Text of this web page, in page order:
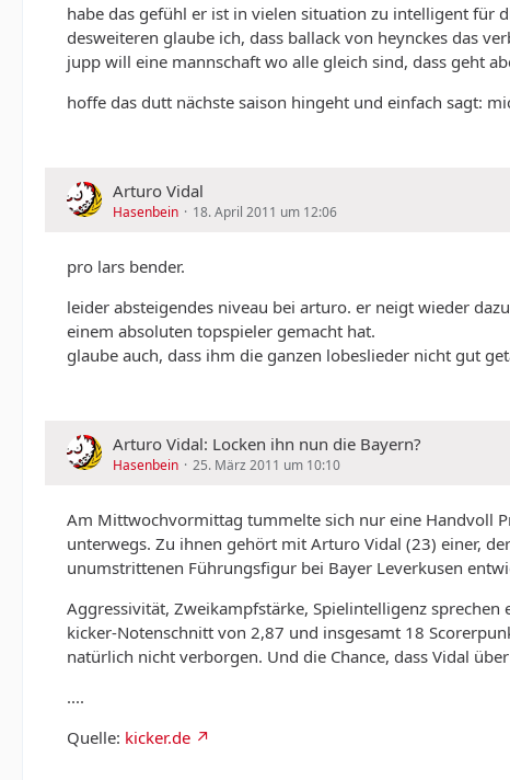
habe das gefühl er ist in vielen situation zu intelligent für
desweiteren glaube ich, dass ballack von heynckes das
jupp will eine mannschaft wo alle gleich sind, dass geht
hoffe das dutt nächste saison hingeht und einfach sagt:
Arturo Vidal
Hasenbein 18. April 2011 um 12:06
pro lars bender.
leider absteigendes niveau bei arturo. er neigt wieder
einem absoluten topspieler gemacht hat.
glaube auch, dass ihm die ganzen lobeslieder nicht gut
Arturo Vidal: Locken ihn nun die Bayern?
Hasenbein 25. März 2011 um 10:10
Am Mittwochvormittag tummelte sich nur eine Handvoll
unterwegs. Zu ihnen gehört mit Arturo Vidal (23) einer,
unumstrittenen Führungsfigur bei Bayer Leverkusen
Aggressivität, Zweikampfstärke, Spielintelligenz
kicker-Notenschnitt von 2,87 und insgesamt 18
natürlich nicht verborgen. Und die Chance, dass Vidal
....
Quelle: kicker.de